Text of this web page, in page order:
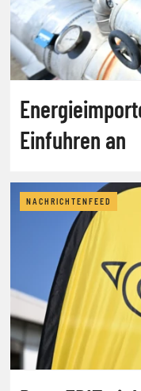
Einfuhren an
NACHRICHTENFEED